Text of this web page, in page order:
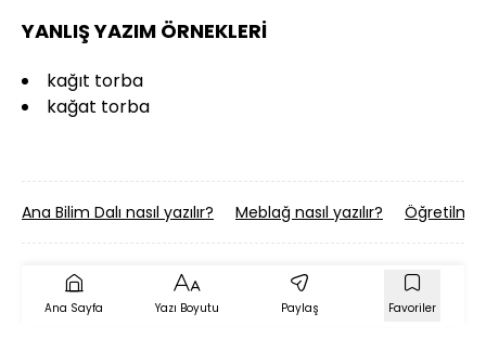
YANLIŞ YAZIM ÖRNEKLERİ
kağıt torba
kağat torba
Ana Bilim Dalı nasıl yazılır? Meblağ nasıl yazılır? Öğretilme
Ana Sayfa Yazı Boyutu Paylaş Favoriler